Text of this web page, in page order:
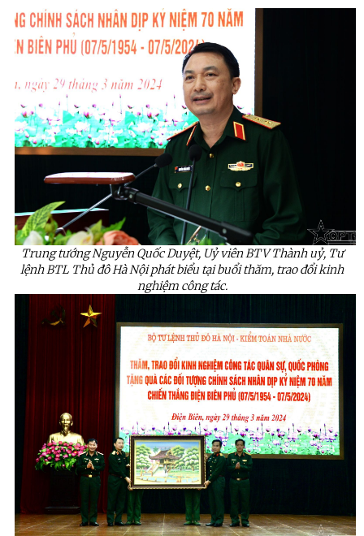
Trung tướng Nguyễn Quốc Duyệt, Uỷ viên BTV Thành uỷ, Tư
lệnh BTL Thủ đô Hà Nội phát biểu tại buổi thăm, trao đổi kinh
nghiệm công tác.